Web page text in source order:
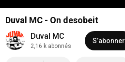
Duval MC - On desobeit
Duval MC
2,16 k abonnés
S’abonner